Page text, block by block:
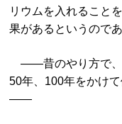
リウムを入れること
果があるというのであ
――昔のやり方で、
50年、100年をかけ
――